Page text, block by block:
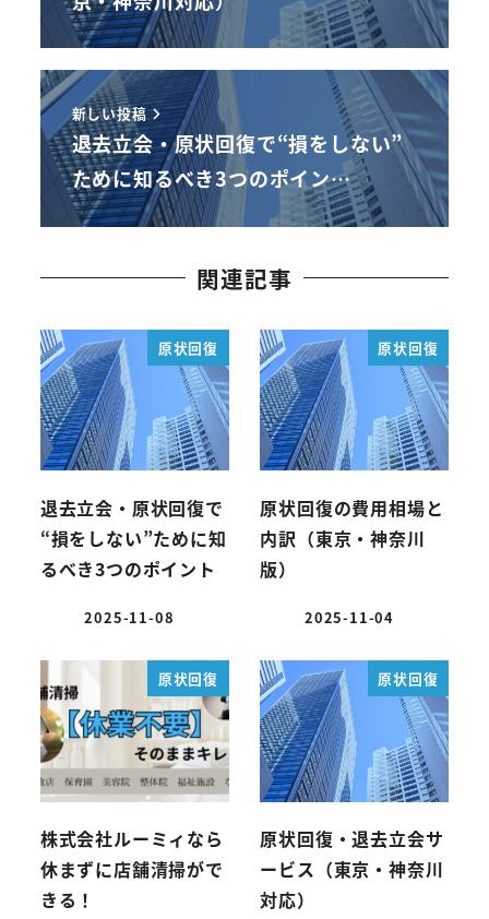
新しい投稿
退去立会・原状回復で“損をしない”
ために知るべき3つのポイン…
関連記事
原状回復
退去立会・原状回復で
“損をしない”ために知
るべき3つのポイント
2025-11-08
原状回復
原状回復の費用相場と
内訳（東京・神奈川
版）
2025-11-04
原状回復
株式会社ルーミィなら
休まずに店舗清掃がで
きる！
原状回復
原状回復・退去立会サ
ービス（東京・神奈川
対応）